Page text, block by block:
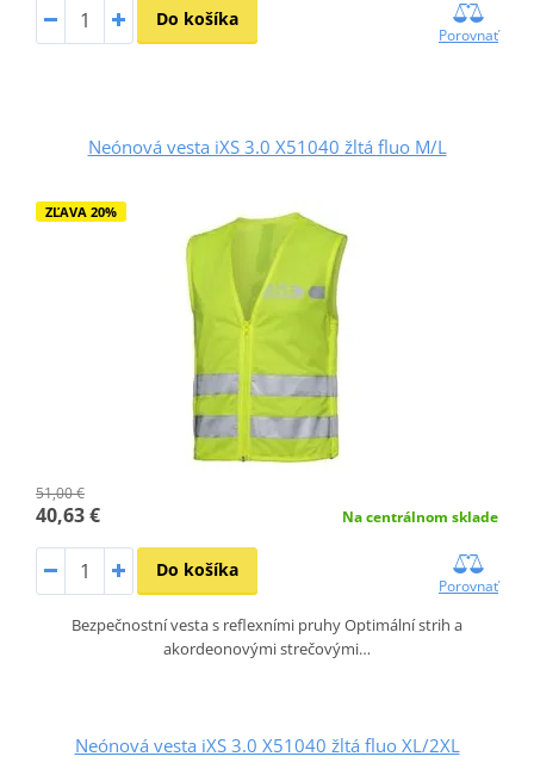
Do košíka
Porovnať
Neónová vesta iXS 3.0 X51040 žltá fluo M/L
ZĽAVA 20%
51,00 €
40,63 € Na centrálnom sklade
Do košíka
Porovnať
Bezpečnostní vesta s reflexními pruhy Optimální strih a
akordeonovými strečovými…
Neónová vesta iXS 3.0 X51040 žltá fluo XL/2XL